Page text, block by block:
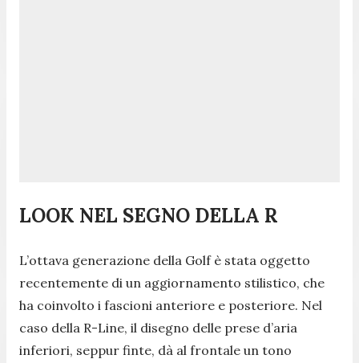
LOOK NEL SEGNO DELLA R
L’ottava generazione della Golf è stata oggetto
recentemente di un aggiornamento stilistico, che
ha coinvolto i fascioni anteriore e posteriore. Nel
caso della R-Line, il disegno delle prese d’aria
inferiori, seppur finte, dà al frontale un tono